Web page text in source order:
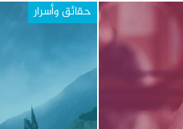
حقائق وأسرار